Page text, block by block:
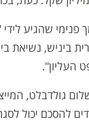
פנימי שהגיע
ביניש, נשיאת
העליון".
גולדבלט,